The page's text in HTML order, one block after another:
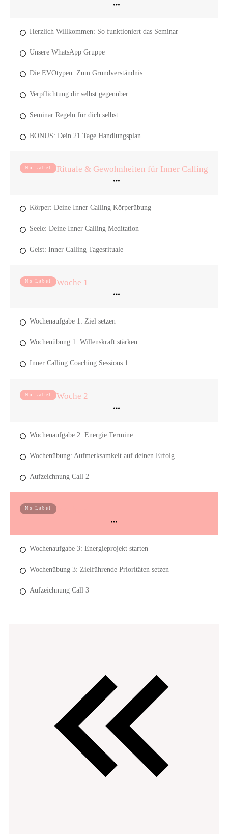
Herzlich Willkommen: So funktioniert das Seminar
Unsere WhatsApp Gruppe
Die EVOtypen: Zum Grundverständnis
Verpflichtung dir selbst gegenüber
Seminar Regeln für dich selbst
BONUS: Dein 21 Tage Handlungsplan
No Label Rituale & Gewohnheiten für Inner Calling
Körper: Deine Inner Calling Körperübung
Seele: Deine Inner Calling Meditation
Geist: Inner Calling Tagesrituale
No Label Woche 1
Wochenaufgabe 1: Ziel setzen
Wochenübung 1: Willenskraft stärken
Inner Calling Coaching Sessions 1
No Label Woche 2
Wochenaufgabe 2: Energie Termine
Wochenübung: Aufmerksamkeit auf deinen Erfolg
Aufzeichnung Call 2
No Label
Wochenaufgabe 3: Energieprojekt starten
Wochenübung 3: Zielführende Prioritäten setzen
Aufzeichnung Call 3